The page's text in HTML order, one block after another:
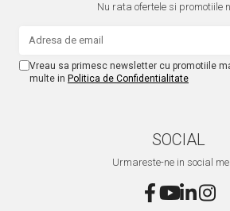
Nu rata ofertele si promotiile
Vreau sa primesc newsletter cu promotiile
multe in Politica de Confidentialitate
SOCIAL
Urmareste-ne in social